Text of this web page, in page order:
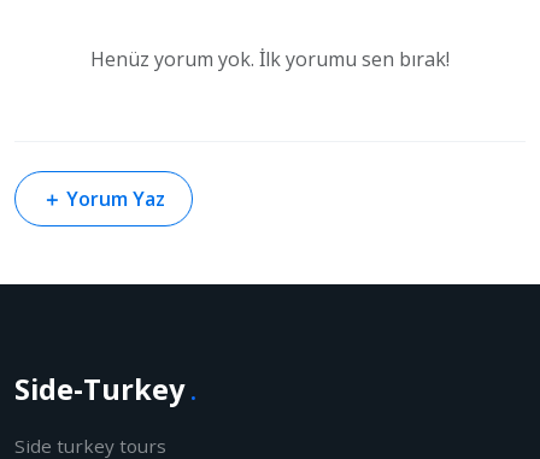
Henüz yorum yok. İlk yorumu sen bırak!
＋ Yorum Yaz
Side-Turkey.
Side turkey tours